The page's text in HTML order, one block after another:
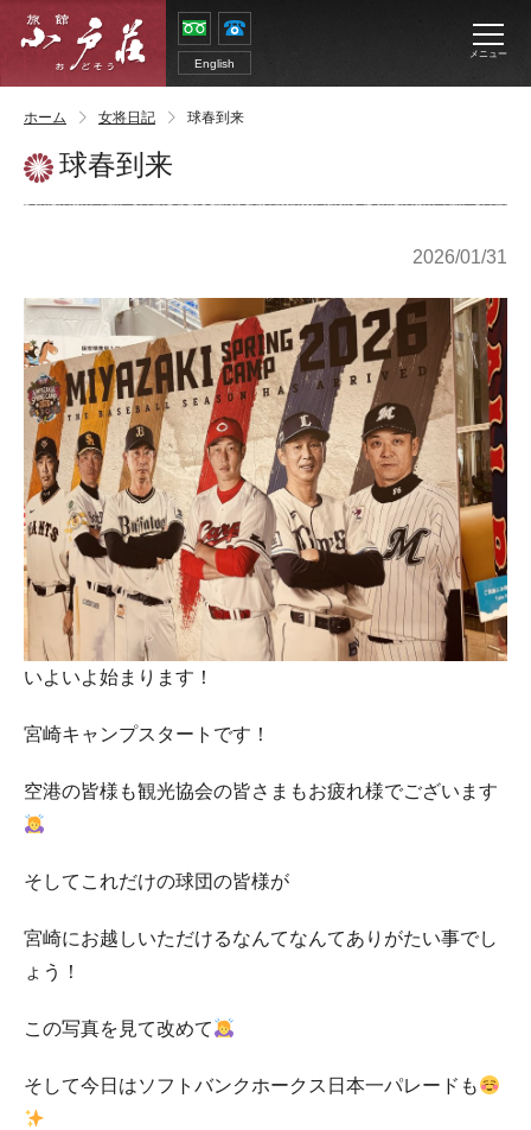
English
メニュー
ホーム 女将日記 球春到来
球春到来
2026/01/31
いよいよ始まります！
宮崎キャンプスタートです！
空港の皆様も観光協会の皆さまもお疲れ様でございます
そしてこれだけの球団の皆様が
宮崎にお越しいただけるなんてなんてありがたい事でし
ょう！
この写真を見て改めて
そして今日はソフトバンクホークス日本一パレードも